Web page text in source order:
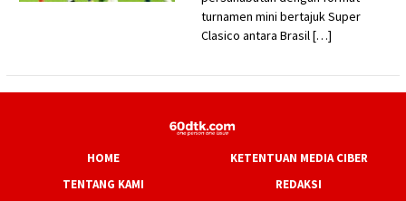
turnamen mini bertajuk Super
Clasico antara Brasil […]
HOME
KETENTUAN MEDIA CIBER
TENTANG KAMI
REDAKSI